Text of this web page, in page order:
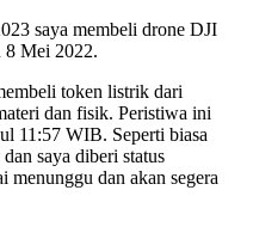
saya membeli drone DJI
8 Mei 2022.
token listrik dari
dan fisik. Peristiwa ini
11:57 WIB. Seperti biasa
saya diberi status
menunggu dan akan segera